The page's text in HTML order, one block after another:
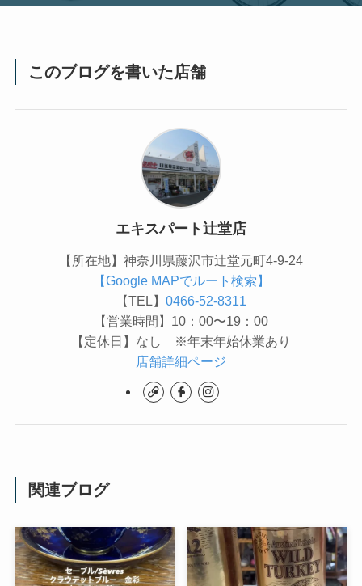
このブログを書いた店舗
エキスパート辻堂店
【所在地】神奈川県藤沢市辻堂元町4-9-24
【Google MAPでルート検索】
【TEL】 0466-52-8311
【営業時間】10：00〜19：00
【定休日】なし ※年末年始休業あり
店舗詳細ページ
関連ブログ